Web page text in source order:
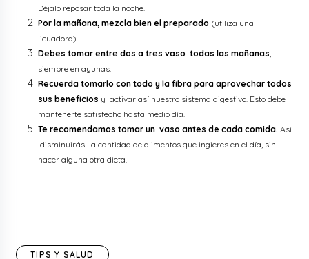
Déjalo reposar toda la noche.
Por la mañana, mezcla bien el preparado (utiliza una
licuadora).
Debes tomar entre dos a tres vaso todas las mañanas
siempre en ayunas.
Recuerda tomarlo con todo y la fibra para aprovechar todos
sus beneficios y activar así nuestro sistema digestivo. Esto debe
mantenerte satisfecho hasta medio día.
Te recomendamos tomar un vaso antes de cada comida. Así
disminuirás la cantidad de alimentos que ingieres en el día, sin
hacer alguna otra dieta.
TIPS Y SALUD